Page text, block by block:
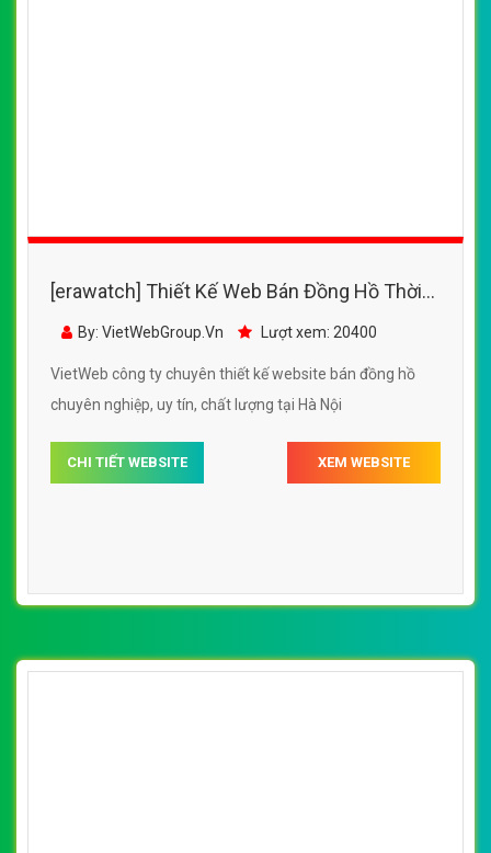
[erawatch] Thiết Kế Web Bán Đồng Hồ Thời
Đại đẹp, chuyên nghiệp chuẩn SEO
By: VietWebGroup.Vn Lượt xem: 20400
VietWeb công ty chuyên thiết kế website bán đồng hồ
chuyên nghiệp, uy tín, chất lượng tại Hà Nội
CHI TIẾT WEBSITE XEM WEBSITE